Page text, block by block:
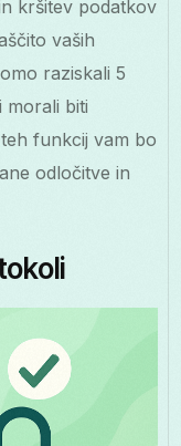
kršitev podatkov
vaših
raziskali 5
morali biti
funkcij vam bo
odločitve in